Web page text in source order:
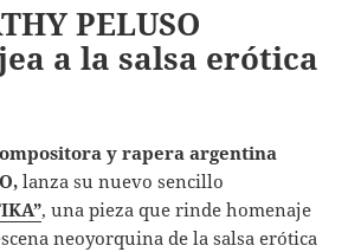
PELUSO
a la salsa erótica
y rapera argentina
lanza su nuevo sencillo
, una pieza que rinde homenaje
neoyorquina de la salsa erótica